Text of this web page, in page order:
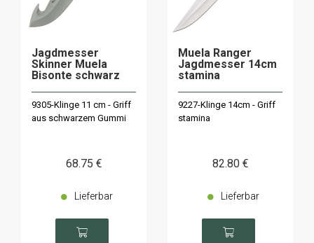
Jagdmesser
Skinner Muela
Bisonte schwarz
9305-Klinge 11 cm - Griff
aus schwarzem Gummi
68.75 €
Lieferbar
Muela Ranger
Jagdmesser 14cm
stamina
9227-Klinge 14cm - Griff
stamina
82.80 €
Lieferbar